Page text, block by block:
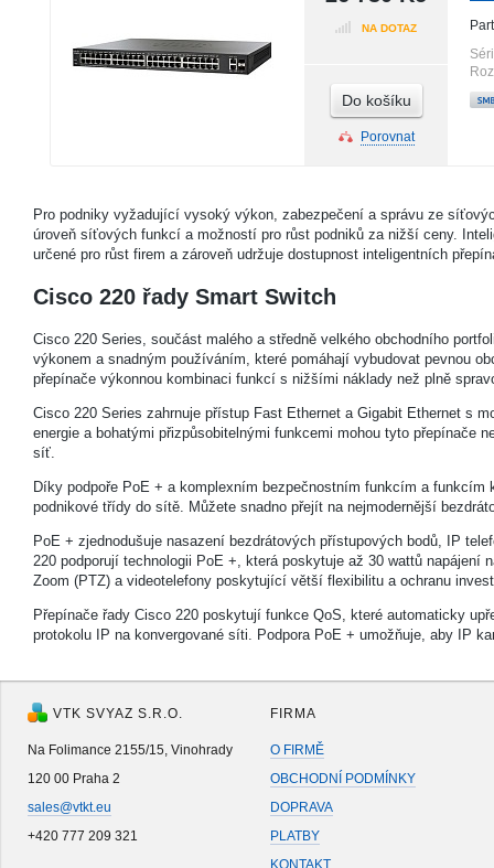
NA DOTAZ
Do košíku
Porovnat
Pro podniky vyžadující vysoký výkon, zabezpečení a správu ze
úroveň síťových funkcí a možností pro růst podniků za nižší ceny.
určené pro růst firem a zároveň udržuje dostupnost inteligentních
Cisco 220 řady Smart Switch
Cisco 220 Series, součást malého a středně velkého obchodního
výkonem a snadným používáním, které pomáhají vybudovat pevnou
přepínače výkonnou kombinaci funkcí s nižšími náklady než plně
Cisco 220 Series zahrnuje přístup Fast Ethernet a Gigabit Ethernet s
energie a bohatými přizpůsobitelnými funkcemi mohou tyto přepínače
síť.
Díky podpoře PoE + a komplexním bezpečnostním funkcím a
podnikové třídy do sítě. Můžete snadno přejít na nejmodernější
PoE + zjednodušuje nasazení bezdrátových přístupových bodů, IP
220 podporují technologii PoE +, která poskytuje až 30 wattů
Zoom (PTZ) a videotelefony poskytující větší flexibilitu a ochranu
Přepínače řady Cisco 220 poskytují funkce QoS, které automaticky
protokolu IP na konvergované síti. Podpora PoE + umožňuje, aby IP
VTK SVYAZ S.R.O.
Na Folimance 2155/15, Vinohrady
120 00 Praha 2
sales@vtkt.eu
+420 777 209 321
FIRMA
O FIRMĚ
OBCHODNÍ PODMÍNKY
DOPRAVA
PLATBY